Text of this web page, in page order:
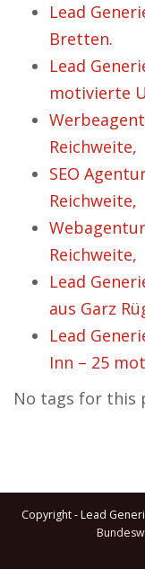
Lead
Bretten.
Lead
motivierte
Reichweite,
SEO
Reichweite,
Reichweite,
Lead
aus Garz
Lead
Inn – 25
No tags for this
Copyright - Lead